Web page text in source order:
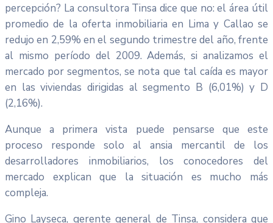
percepción? La consultora Tinsa dice que no: el área útil
promedio de la oferta inmobiliaria en Lima y Callao se
redujo en 2,59% en el segundo trimestre del año, frente
al mismo período del 2009. Además, si analizamos el
mercado por segmentos, se nota que tal caída es mayor
en las viviendas dirigidas al segmento B (6,01%) y D
(2,16%).
Aunque a primera vista puede pensarse que este
proceso responde solo al ansia mercantil de los
desarrolladores inmobiliarios, los conocedores del
mercado explican que la situación es mucho más
compleja.
Gino Layseca, gerente general de Tinsa, considera que